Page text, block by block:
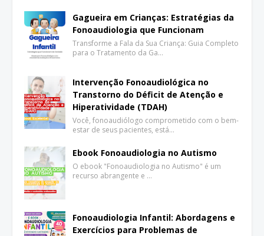
Gagueira em Crianças: Estratégias da
Fonoaudiologia que Funcionam
Transforme a Fala da Sua Criança: Guia Completo
para o Tratamento da Ga…
Intervenção Fonoaudiológica no
Transtorno do Déficit de Atenção e
Hiperatividade (TDAH)
Você, fonoaudiólogo comprometido com o bem-
estar de seus pacientes, está…
Ebook Fonoaudiologia no Autismo
O ebook "Fonoaudiologia no Autismo" é um
recurso abrangente e …
Fonoaudiologia Infantil: Abordagens e
Exercícios para Problemas de